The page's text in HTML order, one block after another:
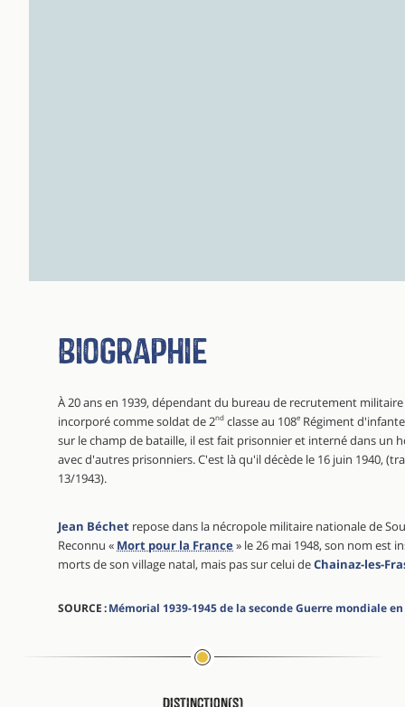
Biographie
À 20 ans en 1939, dépendant du bureau de recrutement
incorporé comme soldat de 2nd classe au 108e Régiment
sur le champ de bataille, il est fait prisonnier et interné dans un
avec d'autres prisonniers. C'est là qu'il décède le 16 juin 1940,
13/1943).
Jean Béchet repose dans la nécropole militaire nationale de
Reconnu « Mort pour la France» le 26 mai 1948, son nom est
morts de son village natal, mais pas sur celui deChainaz-les-
SOURCE :Mémorial 1939-1945 de la seconde Guerre mondiale
Distinction(s)